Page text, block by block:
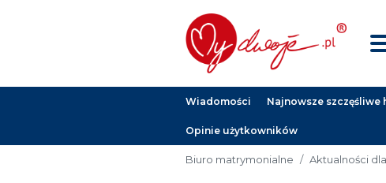
Wiadomości Najnowsze szczęśliwe
Opinie użytkowników
Biuro matrymonialne Aktualności